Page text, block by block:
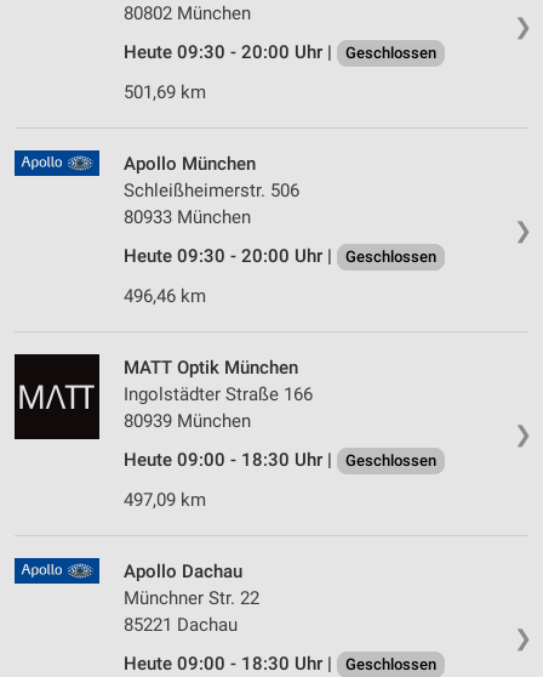
❯
80802 München
Heute 09:30 - 20:00 Uhr |
Geschlossen
501,69 km
❯
Apollo München
Schleißheimerstr. 506
80933 München
Heute 09:30 - 20:00 Uhr |
Geschlossen
496,46 km
❯
MATT Optik München
Ingolstädter Straße 166
80939 München
Heute 09:00 - 18:30 Uhr |
Geschlossen
497,09 km
❯
Apollo Dachau
Münchner Str. 22
85221 Dachau
Heute 09:00 - 18:30 Uhr |
Geschlossen